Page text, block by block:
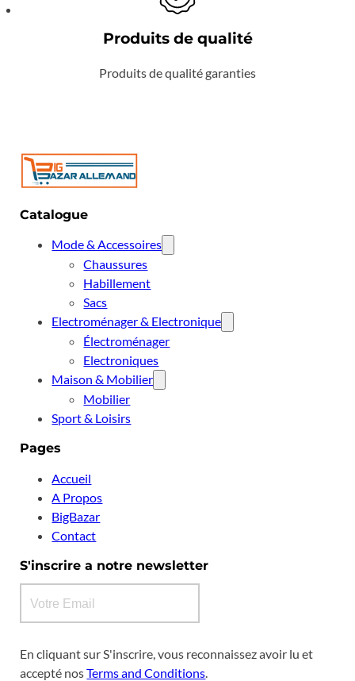
Produits de qualité
Produits de qualité garanties
Catalogue
Mode & Accessoires
Chaussures
Habillement
Sacs
Electroménager & Electronique
Électroménager
Electroniques
Maison & Mobilier
Mobilier
Sport & Loisirs
Pages
Accueil
A Propos
BigBazar
Contact
S'inscrire a notre newsletter
En cliquant sur S'inscrire, vous reconnaissez avoir lu et
accepté nosTerms and Conditions